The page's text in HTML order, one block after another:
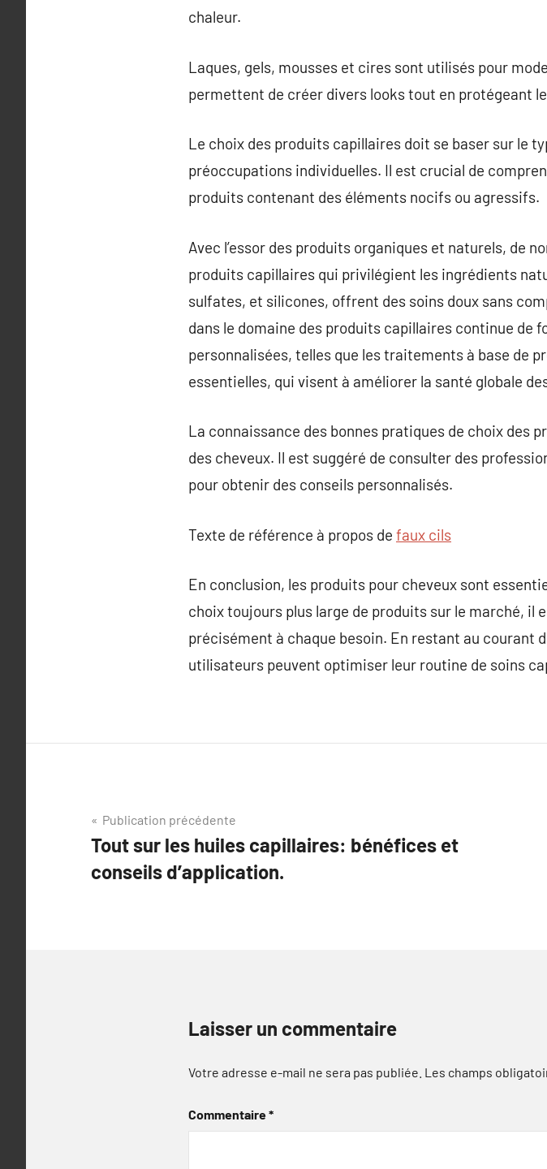
chaleur.
Laques, gels, mousses et cires sont utilisés pour
permettent de créer divers looks tout en protégeant
Le choix des produits capillaires doit se baser sur le
préoccupations individuelles. Il est crucial de
produits contenant des éléments nocifs ou agressifs.
Avec l’essor des produits organiques et naturels, de
produits capillaires qui privilégient les ingrédients
sulfates, et silicones, offrent des soins doux sans
dans le domaine des produits capillaires continue de
personnalisées, telles que les traitements à base de
essentielles, qui visent à améliorer la santé globale
La connaissance des bonnes pratiques de choix des
des cheveux. Il est suggéré de consulter des
pour obtenir des conseils personnalisés.
Texte de référence à propos de faux cils
En conclusion, les produits pour cheveux sont
choix toujours plus large de produits sur le marché, il
précisément à chaque besoin. En restant au courant
utilisateurs peuvent optimiser leur routine de soins
Navigation
de
l’article
Publication précédente
Tout sur les huiles capillaires: bénéfices et
conseils d’application.
Laisser un commentaire
Votre adresse e-mail ne sera pas publiée. Les champs
Commentaire*